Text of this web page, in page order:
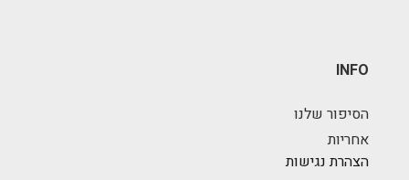
INFO
הסיפור שלנו
אחריות
הצהרת נגישות